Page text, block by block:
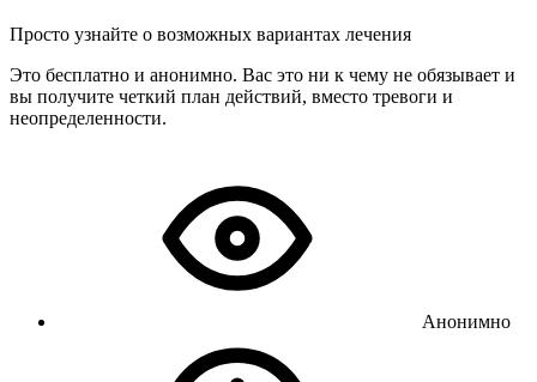
Просто узнайте о возможных вариантах лечения
Это бесплатно и анонимно. Вас это ни к чему не обязывает и
вы получите четкий план действий, вместо тревоги и
неопределенности.
Анонимно